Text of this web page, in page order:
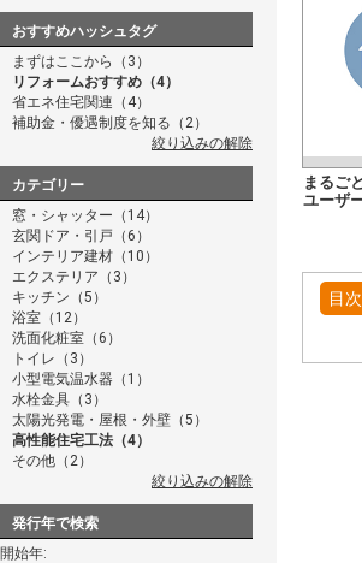
おすすめハッシュタグ
まずはここから（3）
リフォームおすすめ（4）
省エネ住宅関連（4）
補助金・優遇制度を知る（2）
絞り込みの解除
カテゴリー
窓・シャッター（14）
玄関ドア・引戸（6）
インテリア建材（10）
エクステリア（3）
キッチン（5）
浴室（12）
洗面化粧室（6）
トイレ（3）
小型電気温水器（1）
水栓金具（3）
太陽光発電・屋根・外壁（5）
高性能住宅工法（4）
その他（2）
絞り込みの解除
発行年で検索
開始年:
まるご
ユーザ
目次